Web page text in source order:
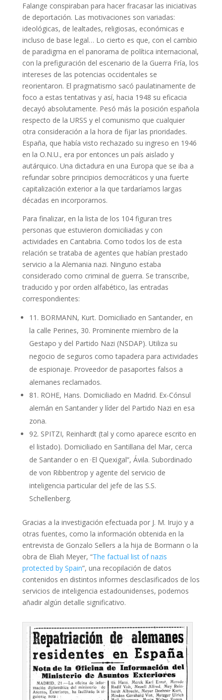
Falange conspiraban para hacer fracasar las iniciativas
de deportación. Las motivaciones son variadas:
ideológicas, de lealtades, religiosas, económicas e
incluso de base legal… Lo cierto es que, con el cambio
de paradigma en el panorama de política internacional,
con la prefiguración del escenario de la Guerra Fría, los
intereses de las potencias occidentales se
reorientaron. El pragmatismo sacó paulatinamente de
foco a estas tentativas y así, hacia 1948 su eficacia
decayó absolutamente. Pesó más la posición española
respecto de la URSS y el comunismo que cualquier
otra consideración a la hora de fijar las prioridades.
España, que había visto rechazado su ingreso en 1946
en la O.N.U., era por entonces un país aislado y
autárquico. Una dictadura en una Europa que se iba a
refundar sobre principios democráticos y una fuerte
capitalización exterior a la que tardaríamos largas
décadas en incorporarnos.
Para finalizar, en la lista de los 104 figuran tres
personas que estuvieron domiciliadas y con
actividades en Cantabria. Como todos los de esta
relación se trataba de agentes que habían prestado
servicio a la Alemania nazi. Ninguno estaba
considerado como criminal de guerra. Se transcribe,
traducido y por orden alfabético, las entradas
correspondientes:
11. BORMANN, Kurt. Domiciliado en Santander, en
la calle Perines, 30. Prominente miembro de la
Gestapo y del Partido Nazi (NSDAP). Utiliza su
negocio de seguros como tapadera para actividades
de espionaje. Proveedor de pasaportes falsos a
alemanes reclamados.
81. ROHE, Hans. Domiciliado en Madrid. Ex-Cónsul
alemán en Santander y líder del Partido Nazi en esa
zona.
92. SPITZI, Reinhardt (tal y como aparece escrito en
el listado). Domiciliado en Santillana del Mar, cerca
de Santander o en ·El Quexigal”, Ávila. Subordinado
de von Ribbentrop y agente del servicio de
inteligencia particular del jefe de las S.S.
Schellenberg.
Gracias a la investigación efectuada por J. M. Irujo y a
otras fuentes, como la información obtenida en la
entrevista de Gonzalo Sellers a la hija de Bormann o la
obra de Eliah Meyer, “The factual list of nazis
protected by Spain”, una recopilación de datos
contenidos en distintos informes desclasificados de los
servicios de inteligencia estadounidenses, podemos
añadir algún detalle significativo.